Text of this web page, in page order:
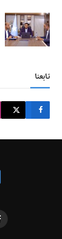
تابعنا